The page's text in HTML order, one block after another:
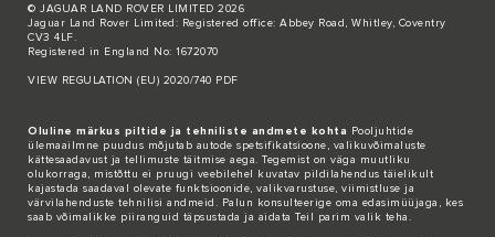
© JAGUAR LAND ROVER LIMITED 2026
Jaguar Land Rover Limited: Registered office: Abbey Road, Whitley, Coventry
CV3 4LF.
Registered in England No: 1672070
VIEW REGULATION (EU) 2020/740 PDF
Oluline märkus piltide ja tehniliste andmete kohta Pooljuhtide
ülemaailmne puudus mõjutab autode spetsifikatsioone, valikuvõimaluste
kättesaadavust ja tellimuste täitmise aega. Tegemist on väga muutliku
olukorraga, mistõttu ei pruugi veebilehel kuvatav pildilahendus täielikult
kajastada saadaval olevate funktsioonide, valikvarustuse, viimistluse ja
värvilahenduste tehnilisi andmeid. Palun konsulteerige oma edasimüüjaga, kes
saab võimalikke piiranguid täpsustada ja aidata Teil parim valik teha.